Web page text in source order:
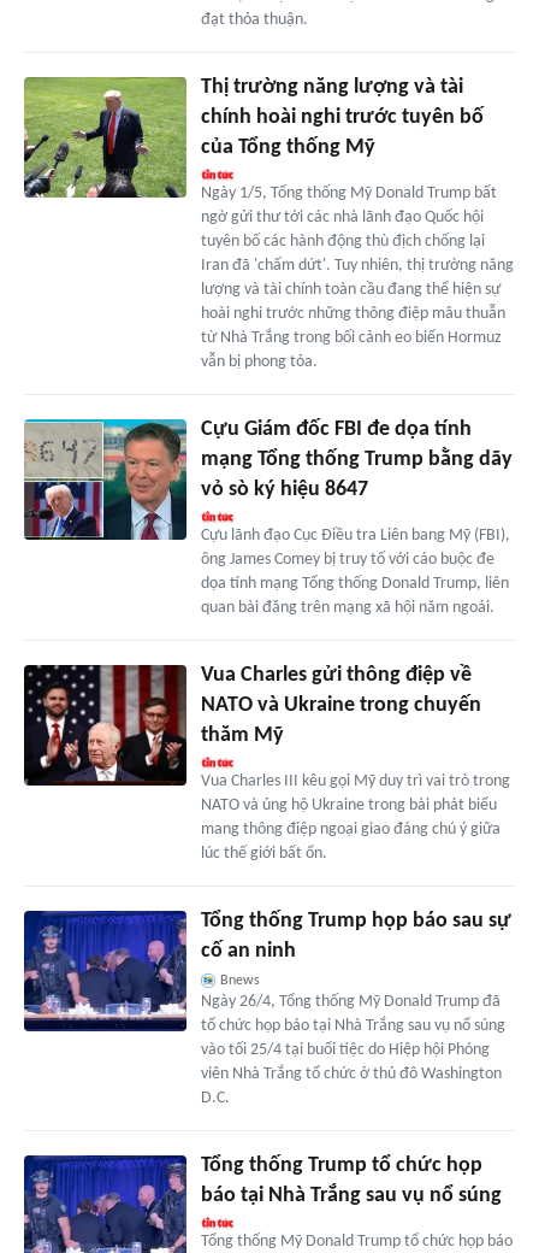
đạt thỏa thuận.
Thị trường năng lượng và tài
chính hoài nghi trước tuyên bố
của Tổng thống Mỹ
Ngày 1/5, Tổng thống Mỹ Donald Trump bất
ngờ gửi thư tới các nhà lãnh đạo Quốc hội
tuyên bố các hành động thù địch chống lại
Iran đã 'chấm dứt'. Tuy nhiên, thị trường năng
lượng và tài chính toàn cầu đang thể hiện sự
hoài nghi trước những thông điệp mâu thuẫn
từ Nhà Trắng trong bối cảnh eo biển Hormuz
vẫn bị phong tỏa.
Cựu Giám đốc FBI đe dọa tính
mạng Tổng thống Trump bằng dãy
vỏ sò ký hiệu 8647
Cựu lãnh đạo Cục Điều tra Liên bang Mỹ (FBI),
ông James Comey bị truy tố với cáo buộc đe
dọa tính mạng Tổng thống Donald Trump, liên
quan bài đăng trên mạng xã hội năm ngoái.
Vua Charles gửi thông điệp về
NATO và Ukraine trong chuyến
thăm Mỹ
Vua Charles III kêu gọi Mỹ duy trì vai trò trong
NATO và ủng hộ Ukraine trong bài phát biểu
mang thông điệp ngoại giao đáng chú ý giữa
lúc thế giới bất ổn.
Tổng thống Trump họp báo sau sự
cố an ninh
Bnews
Ngày 26/4, Tổng thống Mỹ Donald Trump đã
tổ chức họp báo tại Nhà Trắng sau vụ nổ súng
vào tối 25/4 tại buổi tiệc do Hiệp hội Phóng
viên Nhà Trắng tổ chức ở thủ đô Washington
D.C.
Tổng thống Trump tổ chức họp
báo tại Nhà Trắng sau vụ nổ súng
Tổng thống Mỹ Donald Trump tổ chức họp báo